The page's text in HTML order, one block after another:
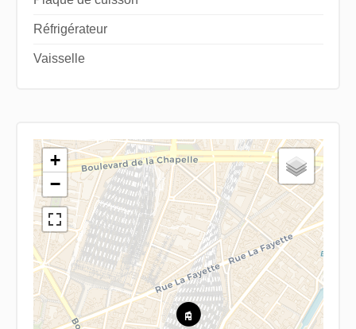
Réfrigérateur
Vaisselle
+
−